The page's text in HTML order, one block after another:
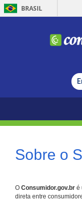
BRASIL
Sobre o
O Consumidor.gov.br é
direta entre